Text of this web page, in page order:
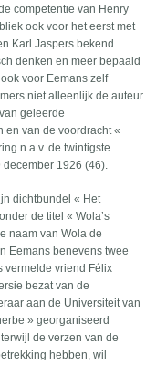
competentie van Henry
ook voor het eerst met
Karl Jaspers bekend.
denken en meer bepaald
voor Eemans zelf
niet alleenlijk de auteur
geleerde
en van de voordracht «
n.a.v. de twintigste
1926 (46).
dichtbundel « Het
de titel « Wola’s
naam van Wola de
Eemans benevens twee
vermelde vriend Félix
bezat van de
aan de Universiteit van
» georganiseerd
de verzen van de
hebben, wil